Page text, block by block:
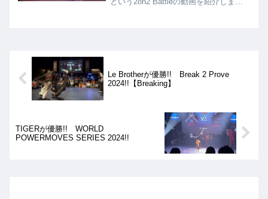
Le Brotherが優勝!! Break 2 Prove
2024!!【Breaking】
TIGERが優勝!! WORLD
POWERMOVES SERIES 2024!!